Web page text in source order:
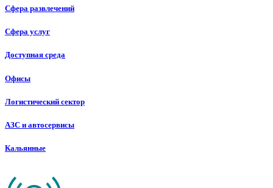
Сфера развлечений
Сфера услуг
Доступная среда
Офисы
Логистический сектор
АЗС и автосервисы
Кальянные